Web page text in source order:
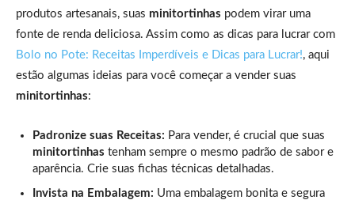
produtos artesanais, suas minitortinhas podem virar uma
fonte de renda deliciosa. Assim como as dicas para lucrar com
Bolo no Pote: Receitas Imperdíveis e Dicas para Lucrar!, aqui
estão algumas ideias para você começar a vender suas
minitortinhas:
Padronize suas Receitas: Para vender, é crucial que suas
minitortinhas tenham sempre o mesmo padrão de sabor e
aparência. Crie suas fichas técnicas detalhadas.
Invista na Embalagem: Uma embalagem bonita e segura